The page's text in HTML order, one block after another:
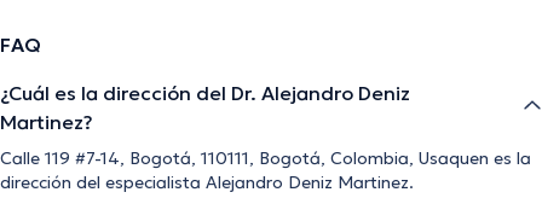
FAQ
¿Cuál es la dirección del Dr. Alejandro Deniz
Martinez?
Calle 119 #7-14, Bogotá, 110111, Bogotá, Colombia, Usaquen es la
dirección del especialista Alejandro Deniz Martinez.